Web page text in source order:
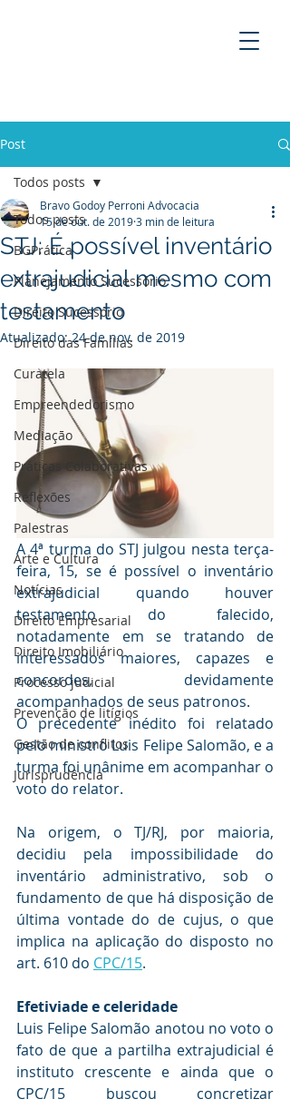
Post
Todos posts
BGPrática
Planejamento Sucessório
Direito Sucessório
Direito das Famílias
Curatela
Empreendedorismo
Mediaçāo
Práticas Colaborativas
Reflexões
Palestras
Arte e Cultura
Notícias
Direito Empresarial
Direito Imobiliário
Processo judicial
Prevenção de litígios
Gestāo de conflitos
Jurisprudência
Todos posts
STJ: É possível inventário
extrajudicial mesmo com
testamento
Bravo Godoy Perroni Advocacia
15 de out. de 20193 min de leitura
Atualizado:24 de nov. de 2019
A 4ª turma do STJ julgou nesta terça-
feira, 15, se é possível o inventário
extrajudicial quando houver
testamento do falecido,
notadamente em se tratando de
interessados maiores, capazes e
concordes, devidamente
acompanhados de seus patronos.
O precedente inédito foi relatado
pelo ministro Luis Felipe Salomão, e a
turma foi unânime em acompanhar o
voto do relator.
Na origem, o TJ/RJ, por maioria,
decidiu pela impossibilidade do
inventário administrativo, sob o
fundamento de que há disposição de
última vontade do de cujus, o que
implica na aplicação do disposto no
art. 610 do CPC/15.
Efetiviade e celeridade
Luis Felipe Salomão anotou no voto o
fato de que a partilha extrajudicial é
instituto crescente e ainda que o
CPC/15 buscou concretizar